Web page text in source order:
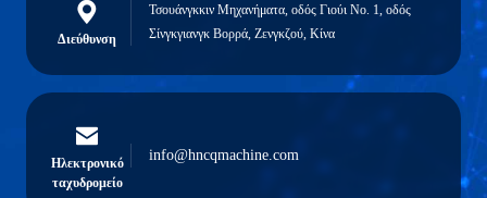
Διεύθυνση
Τσουάνγκκιν Μηχανήματα, οδός Γιούι Νο. 1, οδός
Σίνγκγιανγκ Βορρά, Ζενγκζού, Κίνα
Ηλεκτρονικό
ταχυδρομείο
info@hncqmachine.com